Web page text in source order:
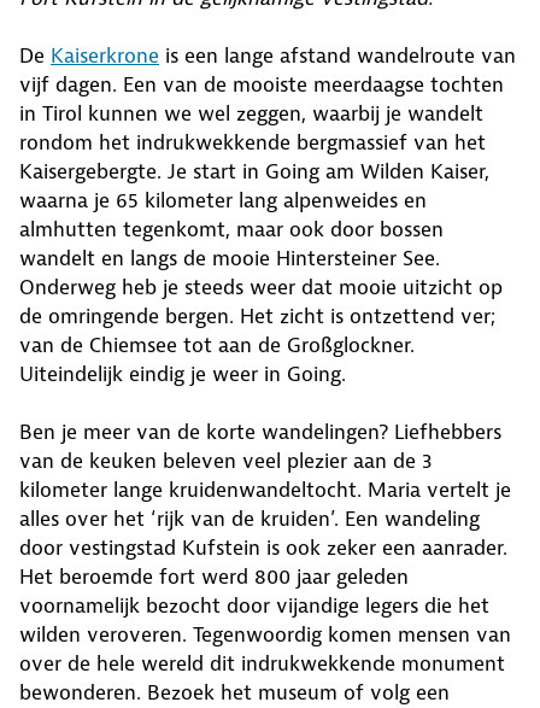
De Kaiserkrone is een lange afstand wandelroute van
vijf dagen. Een van de mooiste meerdaagse tochten
in Tirol kunnen we wel zeggen, waarbij je wandelt
rondom het indrukwekkende bergmassief van het
Kaisergebergte. Je start in Going am Wilden Kaiser,
waarna je 65 kilometer lang alpenweides en
almhutten tegenkomt, maar ook door bossen
wandelt en langs de mooie Hintersteiner See.
Onderweg heb je steeds weer dat mooie uitzicht op
de omringende bergen. Het zicht is ontzettend ver;
van de Chiemsee tot aan de Großglockner.
Uiteindelijk eindig je weer in Going.
Ben je meer van de korte wandelingen? Liefhebbers
van de keuken beleven veel plezier aan de 3
kilometer lange kruidenwandeltocht. Maria vertelt je
alles over het ‘rijk van de kruiden’. Een wandeling
door vestingstad Kufstein is ook zeker een aanrader.
Het beroemde fort werd 800 jaar geleden
voornamelijk bezocht door vijandige legers die het
wilden veroveren. Tegenwoordig komen mensen van
over de hele wereld dit indrukwekkende monument
bewonderen. Bezoek het museum of volg een